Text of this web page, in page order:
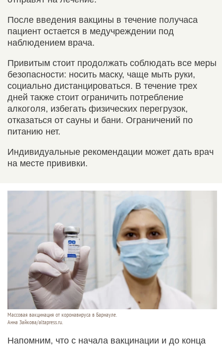
После введения вакцины в течение получаса
пациент остается в медучреждении под
наблюдением врача.
Привитым стоит продолжать соблюдать все меры
безопасности: носить маску, чаще мыть руки,
социально дистанцироваться. В течение трех
дней также стоит ограничить потребление
алкоголя, избегать физических перегрузок,
отказаться от сауны и бани. Ограничений по
питанию нет.
Индивидуальные рекомендации может дать врач
на месте прививки.
Массовая вакцинация от коронавируса в Барнауле.
Анна Зайкова/altapress.ru.
Напомним, что с начала вакцинации и до конца